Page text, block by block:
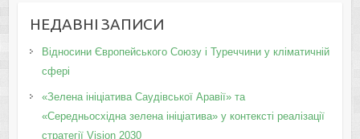
НЕДАВНІ ЗАПИСИ
Відносини Європейського Союзу і Туреччини у кліматичній
сфері
«Зелена ініціатива Саудівської Аравії» та
«Середньосхідна зелена ініціатива» у контексті реалізації
стратегії Vision 2030